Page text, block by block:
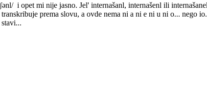
i opet mi nije jasno. Jel' internašanl, internašenl ili
prema slovu, a ovde nema ni a ni e ni u ni o... nego